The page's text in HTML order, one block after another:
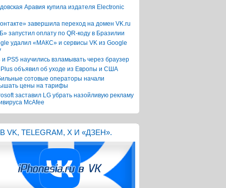
Аравия купила издателя Electronic
завершила переход на домен VK.ru
запустил оплату по QR-коду в Бразилии
удалил «МАКС» и сервисы VK из Google
и PS5 научились взламывать через браузер
объявил об уходе из Европы и США
сотовые операторы начали
цены на тарифы
заставил LG убрать назойливую рекламу
McAfee
VK, TELEGRAM, X И «ДЗЕН».